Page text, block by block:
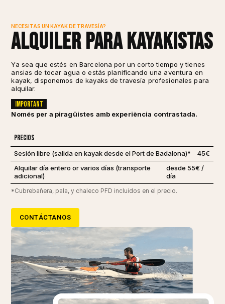
NECESITAS UN KAYAK DE TRAVESÍA?
Alquiler para Kayakistas
Ya sea que estés en Barcelona por un corto tiempo y tienes
ansias de tocar agua o estás planificando una aventura en
kayak, disponemos de kayaks de travesía profesionales para
alquilar.
Important
Només per a piragüistes amb experiència contrastada.
Precios
Sesión libre (salida en kayak desde el Port de Badalona)*
45€
Alquilar día entero or varios días (transporte
adicional)
desde 55€ /
día
*Cubrebañera, pala, y chaleco PFD incluidos en el precio.
CONTÁCTANOS